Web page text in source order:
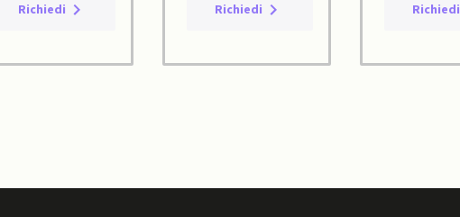
Richiedi Richiedi Richiedi